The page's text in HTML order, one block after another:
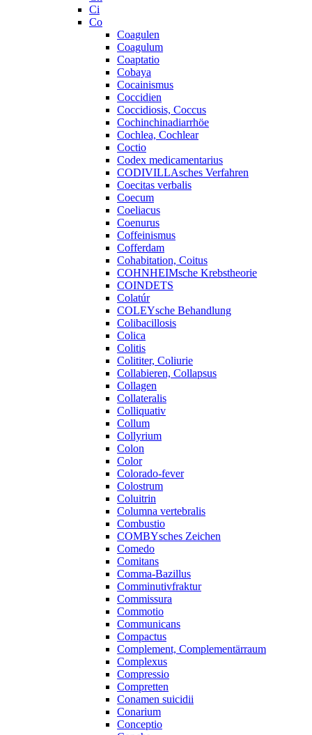
Ci
Co
Coagulen
Coagulum
Coaptatio
Cobaya
Cocainismus
Coccidien
Coccidiosis, Coccus
Cochinchinadiarrhöe
Cochlea, Cochlear
Coctio
Codex medicamentarius
CODIVILLAsches Verfahren
Coecitas verbalis
Coecum
Coeliacus
Coenurus
Coffeinismus
Cofferdam
Cohabitation, Coitus
COHNHEIMsche Krebstheorie
COINDETS
Colatúr
COLEYsche Behandlung
Colibacillosis
Colica
Colitis
Colititer, Coliurie
Collabieren, Collapsus
Collagen
Collateralis
Colliquativ
Collum
Collyrium
Colon
Color
Colorado-fever
Colostrum
Coluitrin
Columna vertebralis
Combustio
COMBYsches Zeichen
Comedo
Comitans
Comma-Bazillus
Comminutivfraktur
Commissura
Commotio
Communicans
Compactus
Complement, Complementärraum
Complexus
Compressio
Compretten
Conamen suicidii
Conarium
Conceptio